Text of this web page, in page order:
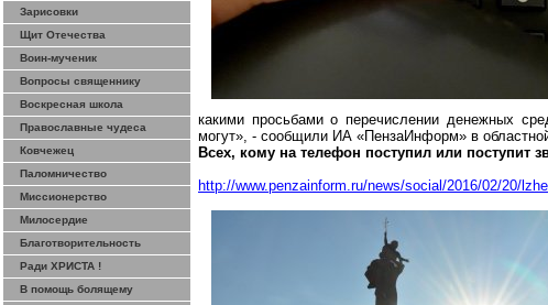
Зарисовки
Щит Отечества
Воин-мученик
Вопросы священнику
Воскресная школа
Православные чудеса
Ковчежец
Паломничество
Миссионерство
Милосердие
Благотворительность
Ради ХРИСТА !
В помощь болящему
какими просьбами о перечислении денежных
могут», - сообщили ИА «ПензаИнформ» в
Всех, кому на телефон поступил или
http://www.penzainform.ru/news/social/2016/02/20/